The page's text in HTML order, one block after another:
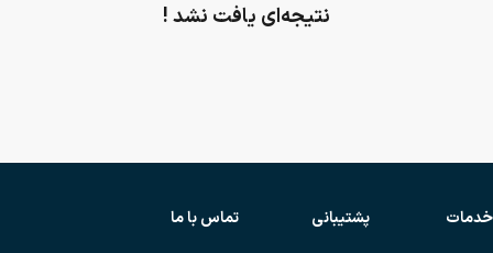
نتیجه‌ای یافت نشد !
خدمات پشتیبانی تماس با ما